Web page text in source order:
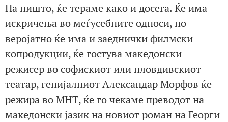
Па ништо, ќе тераме како и досега. Ќе има
искричења во меѓусебните односи, но
веројатно ќе има и заеднички филмски
копродукции, ќе гостува македонски
режисер во софискиот или пловдивскиот
театар, генијалниот Александар Морфов ќе
режира во МНТ, ќе го чекаме преводот на
македонски јазик на новиот роман на Георги